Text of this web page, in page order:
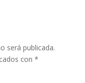
será publicada.
con *